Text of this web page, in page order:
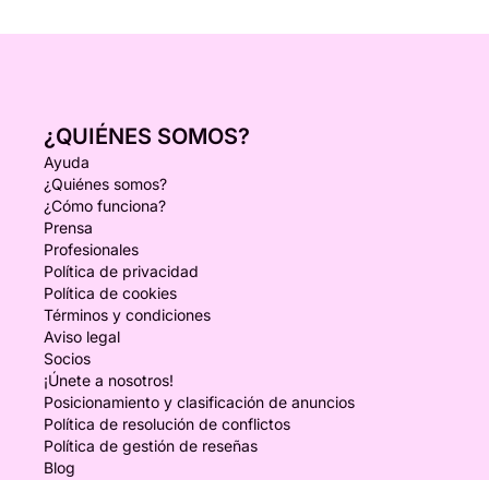
¿QUIÉNES SOMOS?
Ayuda
¿Quiénes somos?
¿Cómo funciona?
Prensa
Profesionales
Política de privacidad
Política de cookies
Términos y condiciones
Aviso legal
Socios
¡Únete a nosotros!
Posicionamiento y clasificación de anuncios
Política de resolución de conflictos
Política de gestión de reseñas
Blog